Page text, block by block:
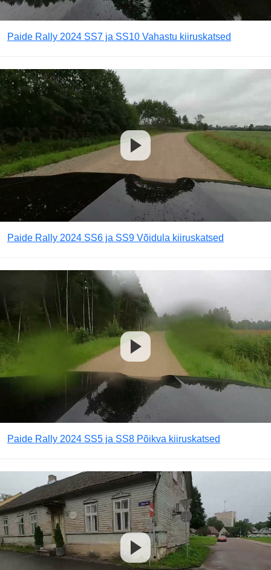
Paide Rally 2024 SS7 ja SS10 Vahastu kiiruskatsed
Paide Rally 2024 SS6 ja SS9 Võidula kiiruskatsed
Paide Rally 2024 SS5 ja SS8 Põikva kiiruskatsed